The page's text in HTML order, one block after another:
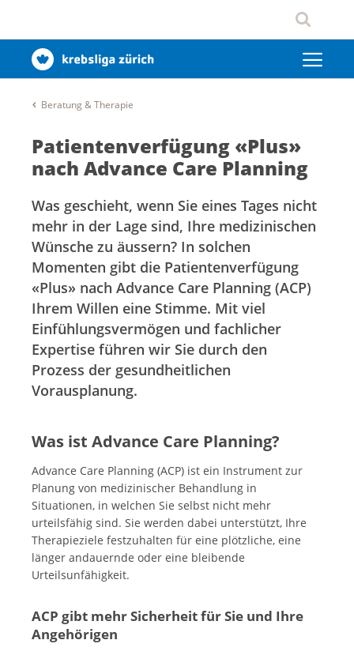
Beratung & Therapie
Patientenverfügung «Plus»
nach Advance Care Planning
Was geschieht, wenn Sie eines Tages nicht
mehr in der Lage sind, Ihre medizinischen
Wünsche zu äussern? In solchen
Momenten gibt die Patientenverfügung
«Plus» nach Advance Care Planning (ACP)
Ihrem Willen eine Stimme. Mit viel
Einfühlungsvermögen und fachlicher
Expertise führen wir Sie durch den
Prozess der gesundheitlichen
Vorausplanung.
Was ist Advance Care Planning?
Advance Care Planning (ACP) ist ein Instrument zur
Planung von medizinischer Behandlung in
Situationen, in welchen Sie selbst nicht mehr
urteilsfähig sind. Sie werden dabei unterstützt, Ihre
Therapieziele festzuhalten für eine plötzliche, eine
länger andauernde oder eine bleibende
Urteilsunfähigkeit.
ACP gibt mehr Sicherheit für Sie und Ihre
Angehörigen